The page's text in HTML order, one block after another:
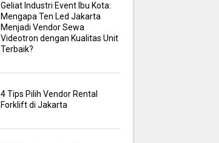
Geliat Industri Event Ibu Kota:
Mengapa Ten Led Jakarta
Menjadi Vendor Sewa
Videotron dengan Kualitas Unit
Terbaik?
4 Tips Pilih Vendor Rental
Forklift di Jakarta